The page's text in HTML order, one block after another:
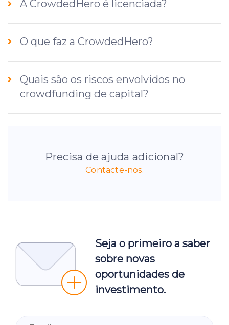
A CrowdedHero é licenciada?
O que faz a CrowdedHero?
Quais são os riscos envolvidos no
crowdfunding de capital?
Precisa de ajuda adicional?
Contacte-nos.
Seja o primeiro a saber
sobre novas
oportunidades de
investimento.